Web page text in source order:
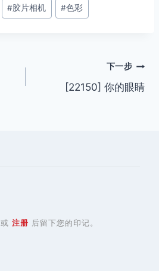
#胶片相机 #色彩
下一步
[22150] 你的眼睛
或 注册 后留下您的印记。